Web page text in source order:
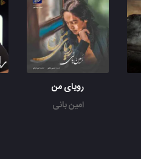
رویای من
امین بانی